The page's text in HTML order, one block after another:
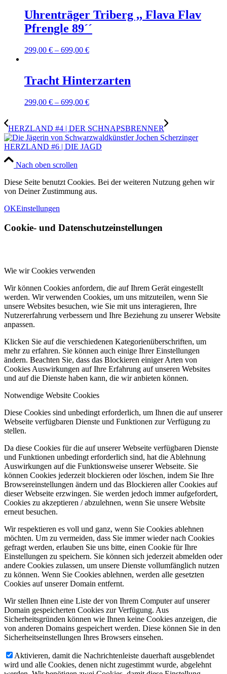
Uhrenträger Triberg ,, Flava Flav
Pfrengle 89´´
299,00 € – 699,00 €
Tracht Hinterzarten
299,00 € – 699,00 €
HERZLAND #4 | DER SCHNAPSBRENNER
HERZLAND #6 | DIE JAGD
Nach oben scrollen
Diese Seite benutzt Cookies. Bei der weiteren Nutzung gehen wir
von Deiner Zustimmung aus.
OKEinstellungen
Cookie- und Datenschutzeinstellungen
Wie wir Cookies verwenden
Wir können Cookies anfordern, die auf Ihrem Gerät eingestellt
werden. Wir verwenden Cookies, um uns mitzuteilen, wenn Sie
unsere Websites besuchen, wie Sie mit uns interagieren, Ihre
Nutzererfahrung verbessern und Ihre Beziehung zu unserer Website
anpassen.
Klicken Sie auf die verschiedenen Kategorienüberschriften, um
mehr zu erfahren. Sie können auch einige Ihrer Einstellungen
ändern. Beachten Sie, dass das Blockieren einiger Arten von
Cookies Auswirkungen auf Ihre Erfahrung auf unseren Websites
und auf die Dienste haben kann, die wir anbieten können.
Notwendige Website Cookies
Diese Cookies sind unbedingt erforderlich, um Ihnen die auf unserer
Webseite verfügbaren Dienste und Funktionen zur Verfügung zu
stellen.
Da diese Cookies für die auf unserer Webseite verfügbaren Dienste
und Funktionen unbedingt erforderlich sind, hat die Ablehnung
Auswirkungen auf die Funktionsweise unserer Webseite. Sie
können Cookies jederzeit blockieren oder löschen, indem Sie Ihre
Browsereinstellungen ändern und das Blockieren aller Cookies auf
dieser Webseite erzwingen. Sie werden jedoch immer aufgefordert,
Cookies zu akzeptieren / abzulehnen, wenn Sie unsere Website
erneut besuchen.
Wir respektieren es voll und ganz, wenn Sie Cookies ablehnen
möchten. Um zu vermeiden, dass Sie immer wieder nach Cookies
gefragt werden, erlauben Sie uns bitte, einen Cookie für Ihre
Einstellungen zu speichern. Sie können sich jederzeit abmelden oder
andere Cookies zulassen, um unsere Dienste vollumfänglich nutzen
zu können. Wenn Sie Cookies ablehnen, werden alle gesetzten
Cookies auf unserer Domain entfernt.
Wir stellen Ihnen eine Liste der von Ihrem Computer auf unserer
Domain gespeicherten Cookies zur Verfügung. Aus
Sicherheitsgründen können wie Ihnen keine Cookies anzeigen, die
von anderen Domains gespeichert werden. Diese können Sie in den
Sicherheitseinstellungen Ihres Browsers einsehen.
Aktivieren, damit die Nachrichtenleiste dauerhaft ausgeblendet
wird und alle Cookies, denen nicht zugestimmt wurde, abgelehnt